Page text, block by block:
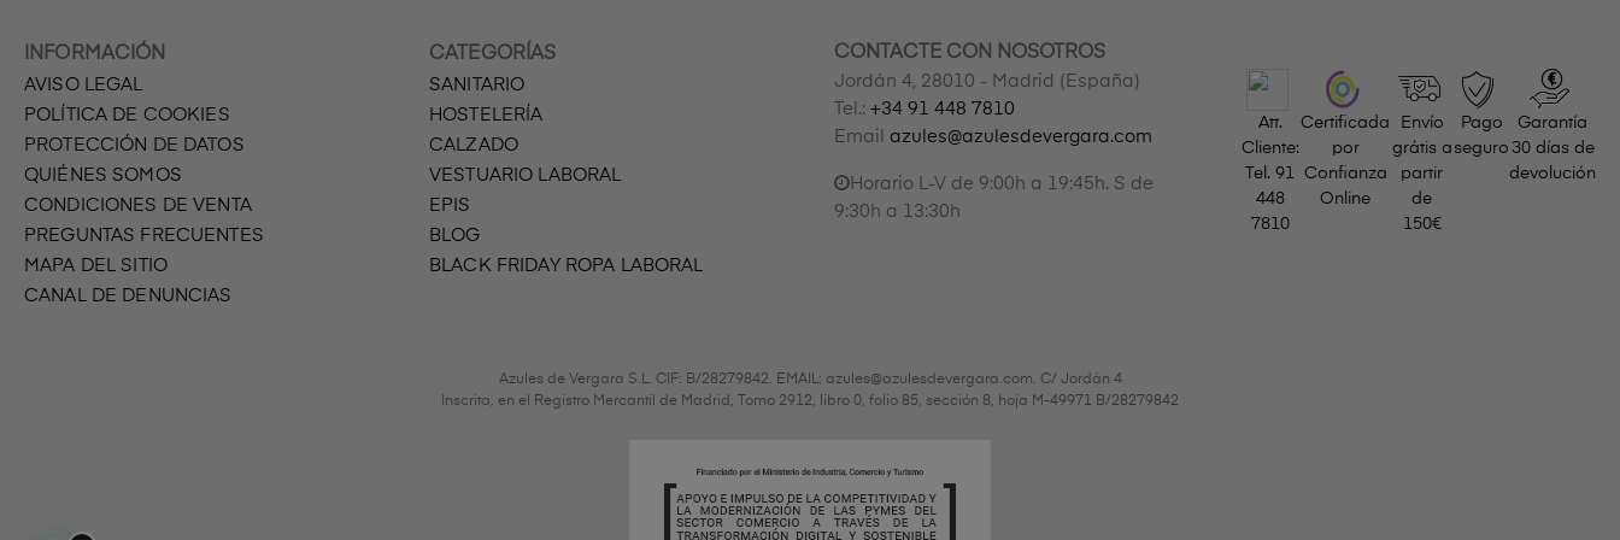
INFORMACIÓN
AVISO LEGAL
POLÍTICA DE COOKIES
PROTECCIÓN DE DATOS
QUIÉNES SOMOS
CONDICIONES DE VENTA
PREGUNTAS FRECUENTES
MAPA DEL SITIO
CANAL DE DENUNCIAS
CATEGORÍAS
SANITARIO
HOSTELERÍA
CALZADO
VESTUARIO LABORAL
EPIS
BLOG
BLACK FRIDAY ROPA LABORAL
CONTACTE CON NOSOTROS
Jordán 4, 28010 - Madrid (España)
Tel.: +34 91 448 7810
Email azules@azulesdevergara.com
Horario L-V de 9:00h a 19:45h. S de
9:30h a 13:30h
Att.
Cliente:
Tel.91
448
7810
Certificada
por
Confianza
Online
Envío
grátis a
partir
de
150€
Pago
seguro
Garantía
30 días de
devolución
Azules de Vergara S.L. CIF: B/28279842. EMAIL: azules@azulesdevergara.com. C/ Jordán 4
Inscrita, en el Registro Mercantil de Madrid, Tomo 2912, libro 0, folio 85, sección 8, hoja M-49971 B/28279842